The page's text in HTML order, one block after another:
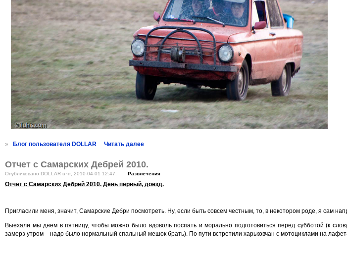
» Блог пользователя DOLLAR Читать далее
Отчет с Самарских Дебрей 2010.
Опубликовано DOLLAR в чт, 2010-04-01 12:47. Развлечения
Отчет с Самарских Дебрей 2010. День первый, доезд.
Пригласили меня, значит, Самарские Дебри посмотреть. Ну, если быть совсем честным, то, в некотором роде, я сам
Выехали мы днем в пятницу, чтобы можно было вдоволь поспать и морально подготовиться перед субботой (к
замерз утром – надо было нормальный спальный мешок брать). По пути встретили харьковчан с мотоциклами на